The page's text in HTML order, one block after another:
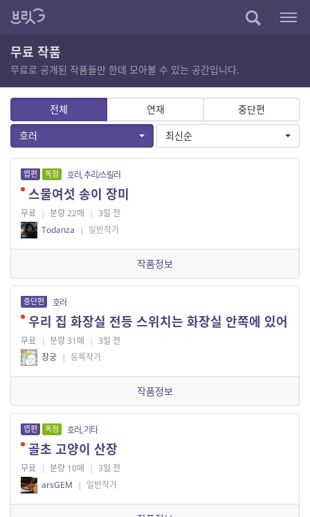
무료 작품
무료로 공개된 작품들만 한데 모아볼 수 있는 공간입니다.
전체 연재
중단편
호러
최신순
엽편 독점 호러, 추리/스릴러
스물여섯 송이 장미
무료 | 분량 22매 | 3일 전
Todanza
| 일반작가
작품정보
중단편 호러
우리 집 화장실 전등 스위치는 화장실 안쪽에 있어
무료 | 분량 31매 | 3일 전
창궁 | 등록작가
작품정보
엽편 독점 호러, 기타
골초 고양이 산장
무료 | 분량 10매 | 3일 전
arsGEM
| 일반작가